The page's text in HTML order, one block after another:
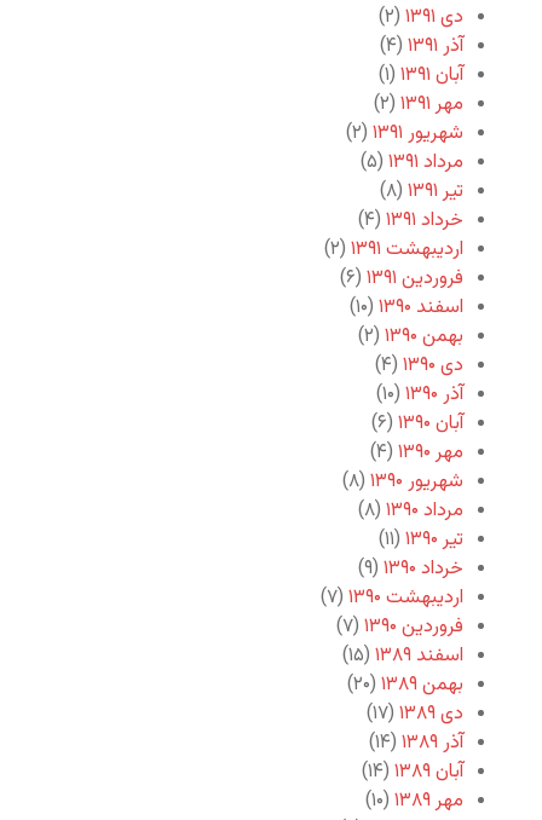
دی ۱۳۹۱
(۲)
آذر ۱۳۹۱
(۴)
آبان ۱۳۹۱
(۱)
مهر ۱۳۹۱
(۲)
شهریور ۱۳۹۱
(۲)
مرداد ۱۳۹۱
(۵)
تیر ۱۳۹۱
(۸)
خرداد ۱۳۹۱
(۴)
اردیبهشت ۱۳۹۱
(۲)
فروردین ۱۳۹۱
(۶)
اسفند ۱۳۹۰
(۱۰)
بهمن ۱۳۹۰
(۲)
دی ۱۳۹۰
(۴)
آذر ۱۳۹۰
(۱۰)
آبان ۱۳۹۰
(۶)
مهر ۱۳۹۰
(۴)
شهریور ۱۳۹۰
(۸)
مرداد ۱۳۹۰
(۸)
تیر ۱۳۹۰
(۱۱)
خرداد ۱۳۹۰
(۹)
اردیبهشت ۱۳۹۰
(۷)
فروردین ۱۳۹۰
(۷)
اسفند ۱۳۸۹
(۱۵)
بهمن ۱۳۸۹
(۲۰)
دی ۱۳۸۹
(۱۷)
آذر ۱۳۸۹
(۱۴)
آبان ۱۳۸۹
(۱۴)
مهر ۱۳۸۹
(۱۰)